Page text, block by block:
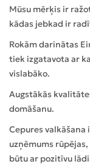
Mūsu mērķis ir
kādas jebkad ir
Rokām darinātas
tiek izgatavota ar
vislabāko.
Augstākās
domāšanu.
Cepures valkāšana
uzņēmums
būtu ar pozitīvu